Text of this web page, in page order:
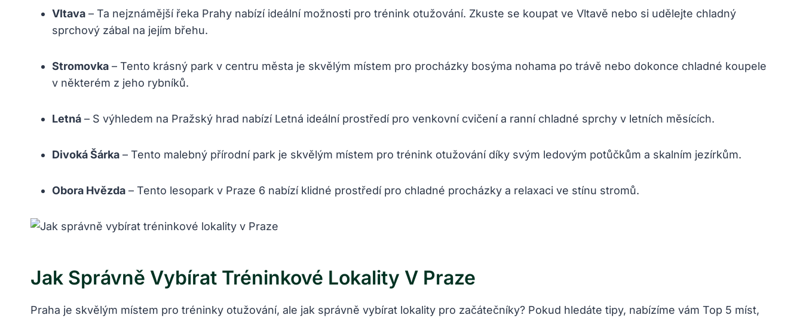
Vltava – Ta nejznámější řeka Prahy nabízí ideální možnosti pro trénink otužování. Zkuste se koupat ve Vltavě nebo si udělejte chladný
sprchový zábal na jejím břehu.
Stromovka – Tento krásný park v centru města je skvělým místem pro procházky bosýma nohama po trávě nebo dokonce chladné koupele
v některém z jeho rybníků.
Letná – S výhledem na Pražský hrad nabízí Letná ideální prostředí pro venkovní cvičení a ranní chladné sprchy v letních měsících.
Divoká Šárka – Tento malebný přírodní park je skvělým místem pro trénink otužování díky svým ledovým potůčkům a skalním jezírkům.
Obora Hvězda – Tento lesopark v Praze 6 nabízí klidné prostředí pro chladné procházky a relaxaci ve stínu stromů.
Jak Správně Vybírat Tréninkové Lokality V Praze
Praha je skvělým místem pro tréninky otužování, ale jak správně vybírat lokality pro začátečníky? Pokud hledáte tipy, nabízíme vám Top 5 míst,